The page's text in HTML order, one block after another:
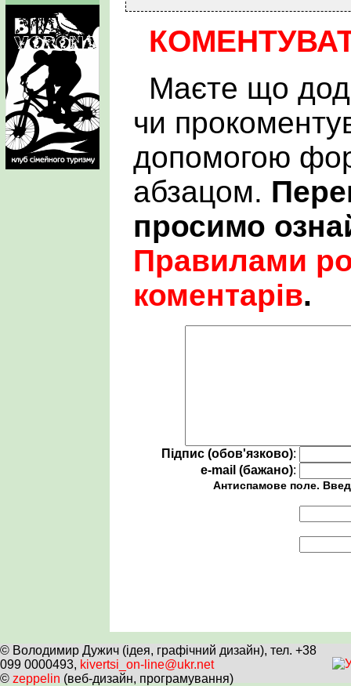
Маєте що
чи
допомогою
абзацом.
просимо
Правилами
коментарів.
Підпис (обов'язково):
e-mail (бажано):
Антиспамове поле.
© Володимир Дужич (ідея, графічний дизайн), тел. +38
099 0000493, kivertsi_on-line@ukr.net
© zeppelin (веб-дизайн, програмування)